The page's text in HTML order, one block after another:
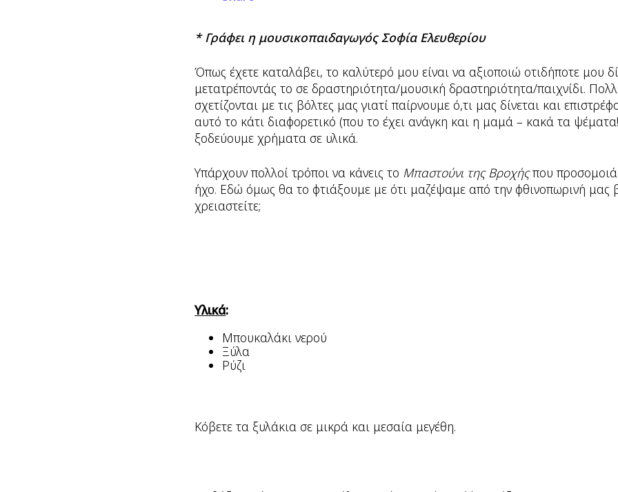
* Γράφει η μουσικοπαιδαγωγός Σοφία Ελευθερίου
Όπως έχετε καταλάβει, το καλύτερό μου είναι να αξιοποιώ οτιδήποτε μου
μετατρέποντάς το σε δραστηριότητα/μουσική δραστηριότητα/παιχνίδι.
σχετίζονται με τις βόλτες μας γιατί παίρνουμε ό,τι μας δίνεται και
αυτό το κάτι διαφορετικό (που το έχει ανάγκη και η μαμά – κακά τα
ξοδεύουμε χρήματα σε υλικά.
Υπάρχουν πολλοί τρόποι να κάνεις το Μπαστούνι της Βροχήςπου
ήχο. Εδώ όμως θα το φτιάξουμε με ότι μαζέψαμε από την φθινοπωρινή μας
χρειαστείτε;
Υλικά:
Μπουκαλάκι νερού
Ξύλα
Ρύζι
Κόβετε τα ξυλάκια σε μικρά και μεσαία μεγέθη.